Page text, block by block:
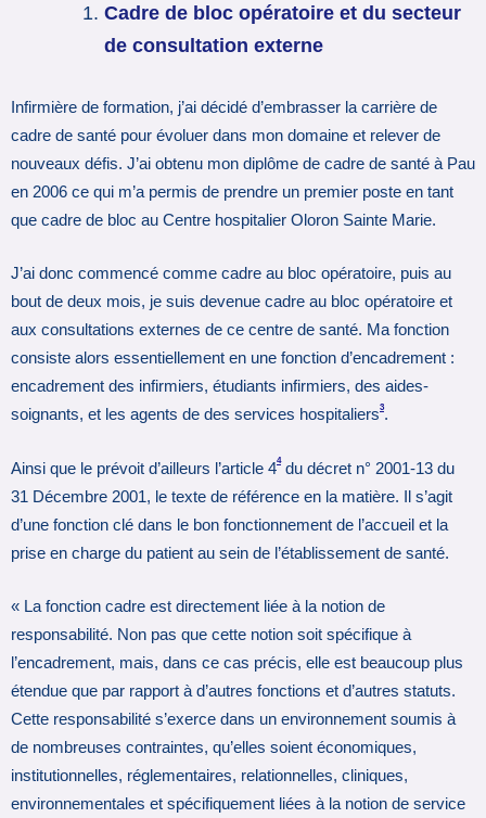
Cadre de bloc opératoire et du secteur
de consultation externe
Infirmière de formation, j’ai décidé d’embrasser la carrière de
cadre de santé pour évoluer dans mon domaine et relever de
nouveaux défis. J’ai obtenu mon diplôme de cadre de santé à Pau
en 2006 ce qui m’a permis de prendre un premier poste en tant
que cadre de bloc au Centre hospitalier Oloron Sainte Marie.
J’ai donc commencé comme cadre au bloc opératoire, puis au
bout de deux mois, je suis devenue cadre au bloc opératoire et
aux consultations externes de ce centre de santé. Ma fonction
consiste alors essentiellement en une fonction d’encadrement :
encadrement des infirmiers, étudiants infirmiers, des aides-
soignants, et les agents de des services hospitaliers3.
Ainsi que le prévoit d’ailleurs l’article 44du décret n° 2001-13 du
31 Décembre 2001, le texte de référence en la matière. Il s’agit
d’une fonction clé dans le bon fonctionnement de l’accueil et la
prise en charge du patient au sein de l’établissement de santé.
« La fonction cadre est directement liée à la notion de
responsabilité. Non pas que cette notion soit spécifique à
l’encadrement, mais, dans ce cas précis, elle est beaucoup plus
étendue que par rapport à d’autres fonctions et d’autres statuts.
Cette responsabilité s’exerce dans un environnement soumis à
de nombreuses contraintes, qu’elles soient économiques,
institutionnelles, réglementaires, relationnelles, cliniques,
environnementales et spécifiquement liées à la notion de service